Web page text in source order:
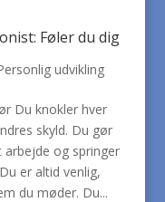
Føler du dig
udvikling
Du knokler hver
skyld. Du gør
og springer
er altid venlig,
du møder. Du...